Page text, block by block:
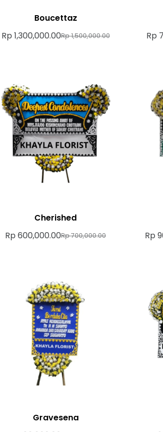
Boucettaz
Rp1,500,000.00
Rp 1,300,000.00 Rp
Cherished
Rp700,000.00
Rp 600,000.00 Rp
Gravesena